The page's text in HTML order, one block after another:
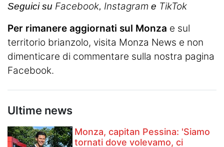
Seguici su Facebook, Instagram e TikTok
Per rimanere aggiornati sul Monza e sul
territorio brianzolo, visita Monza News e non
dimenticare di commentare sulla nostra pagina
Facebook.
Ultime news
Monza, capitan Pessina: 'Siamo
tornati dove volevamo, ci